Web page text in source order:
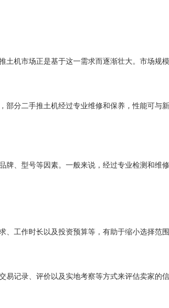
机市场正是基于这一需求而逐渐壮大。市场规
分二手推土机经过专业维修和保养，性能可与
、型号等因素。一般来说，经过专业检测和维
工作时长以及投资预算等，有助于缩小选择范
易记录、评价以及实地考察等方式来评估卖家的